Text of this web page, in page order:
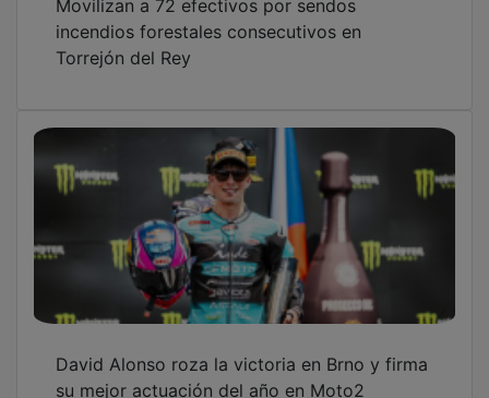
David Alonso vuelve a brillar y lidera el
arranque del GP de Chequia en Brno
OTRAS NOTICIAS